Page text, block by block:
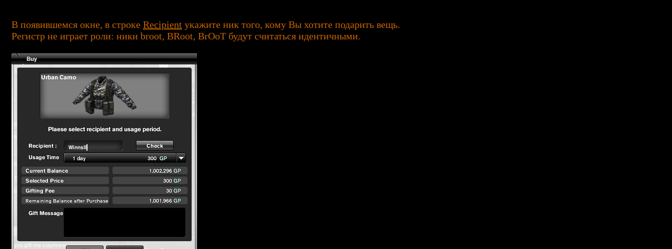
В появившемся окне, в строке Recipient укажите ник того, кому Вы хотите подарить вещь.
Регистр не играет роли: ники broot, BRoot, BrOoT будут считаться идентичными.